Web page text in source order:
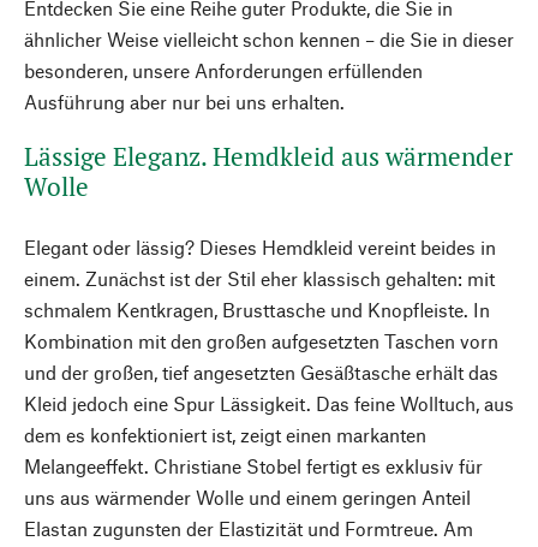
Entdecken Sie eine Reihe guter Produkte, die Sie in
ähnlicher Weise vielleicht schon kennen – die Sie in dieser
besonderen, unsere Anforderungen erfüllenden
Ausführung aber nur bei uns erhalten.
Lässige Eleganz. Hemdkleid aus wärmender
Wolle
Elegant oder lässig? Dieses Hemdkleid vereint beides in
einem. Zunächst ist der Stil eher klassisch gehalten: mit
schmalem Kentkragen, Brusttasche und Knopfleiste. In
Kombination mit den großen aufgesetzten Taschen vorn
und der großen, tief angesetzten Gesäßtasche erhält das
Kleid jedoch eine Spur Lässigkeit. Das feine Wolltuch, aus
dem es konfektioniert ist, zeigt einen markanten
Melangeeffekt. Christiane Stobel fertigt es exklusiv für
uns aus wärmender Wolle und einem geringen Anteil
Elastan zugunsten der Elastizität und Formtreue. Am